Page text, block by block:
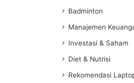
Badminton
Manajemen
Investasi & Saham
Diet & Nutrisi
Rekomendasi